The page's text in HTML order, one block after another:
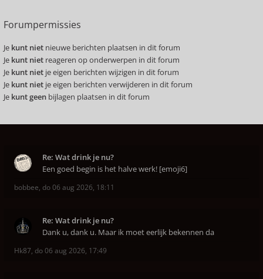
Forumpermissies
Je kunt niet nieuwe berichten plaatsen in dit forum
Je kunt niet reageren op onderwerpen in dit forum
Je kunt niet je eigen berichten wijzigen in dit forum
Je kunt niet je eigen berichten verwijderen in dit forum
Je kunt geen bijlagen plaatsen in dit forum
Re: Wat drink je nu?
Een goed begin is het halve werk! [emoji6]
bobbee, do 06 aug 2026, 18:11
Re: Wat drink je nu?
Dank u, dank u. Maar ik moet eerlijk bekennen da
Hk87, do 06 aug 2026, 17:49